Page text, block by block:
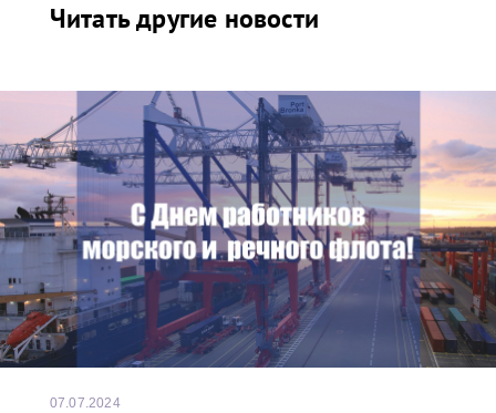
Читать другие новости
07.07.2024